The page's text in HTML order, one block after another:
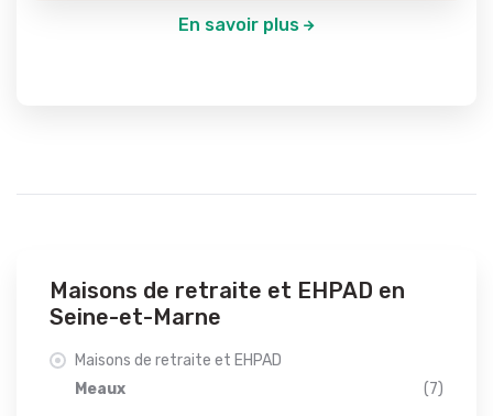
En savoir plus
Maisons de retraite et EHPAD en
Seine-et-Marne
Maisons de retraite et EHPAD
Meaux
(7)